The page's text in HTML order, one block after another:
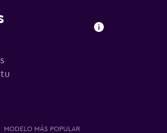
MODELO MÁS POPULAR